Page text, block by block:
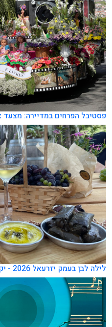
פסטיבל הפרחים במדיירה: מצעד
לילה לבן בעמק יזרעאל 2026 - יקבים, קולינריה ואירועי קיץ